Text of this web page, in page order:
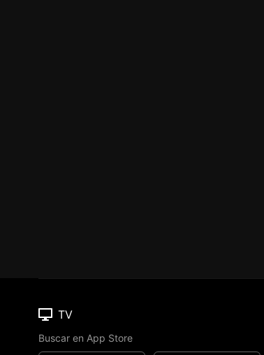
TV
Buscar en App Store